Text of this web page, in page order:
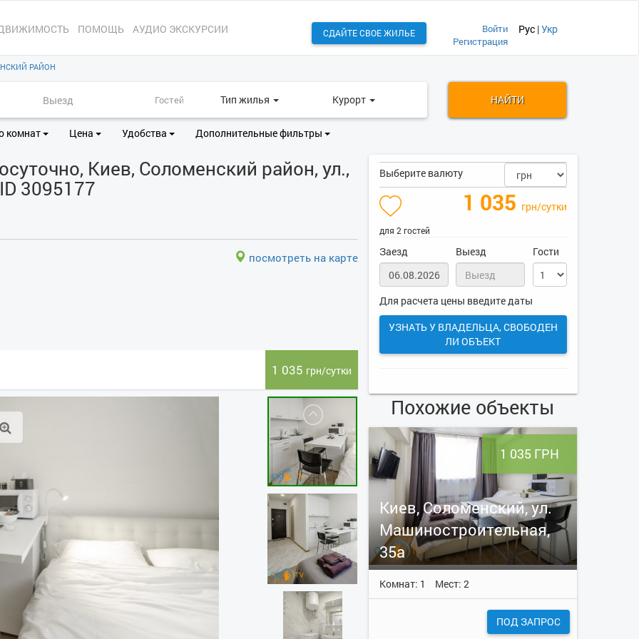
ПОМОЩЬ АУДИО ЭКСКУРСИИ СДАЙТЕ СВОЕ ЖИЛЬЕ
Войти
Регистрация
Рус |Укр
РАЙОН
Тип жилья Курорт НАЙТИ
комнат Цена Удобства Дополнительные фильтры
Киев, Соломенский район, ул.,
3095177
посмотреть на карте
1 035 грн/сутки
Выберите валюту
1 035 грн/сутки
для 2 гостей
Заезд Выезд Гости
Для расчета цены введите даты
УЗНАТЬ У ВЛАДЕЛЬЦА, СВОБОДЕН
ЛИ ОБЪЕКТ
Похожие объекты
1 035 ГРН
Киев, Соломенский, ул.
Машиностроительная,
35а
Комнат: 1 Мест: 2
ПОД ЗАПРОС